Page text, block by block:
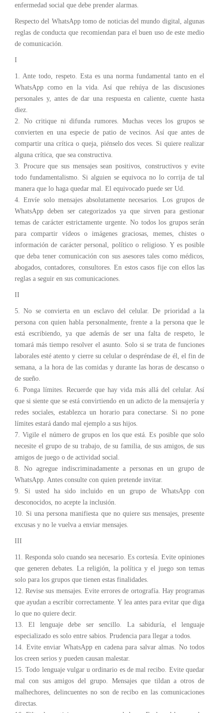
enfermedad social que debe prender alarmas.
Respecto del WhatsApp tomo de noticias del mundo digital, algunas
reglas de conducta que recomiendan para el buen uso de este medio
de comunicación.
I
1. Ante todo, respeto. Esta es una norma fundamental tanto en el
WhatsApp como en la vida. Así que rehúya de las discusiones
personales y, antes de dar una respuesta en caliente, cuente hasta
diez.
2. No critique ni difunda rumores. Muchas veces los grupos se
convierten en una especie de patio de vecinos. Así que antes de
compartir una crítica o queja, piénselo dos veces. Si quiere realizar
alguna crítica, que sea constructiva.
3. Procure que sus mensajes sean positivos, constructivos y evite
todo fundamentalismo. Si alguien se equivoca no lo corrija de tal
manera que lo haga quedar mal. El equivocado puede ser Ud.
4. Envíe solo mensajes absolutamente necesarios. Los grupos de
WhatsApp deben ser categorizados ya que sirven para gestionar
temas de carácter estrictamente urgente. No todos los grupos serán
para compartir vídeos o imágenes graciosas, memes, chistes o
información de carácter personal, político o religioso. Y es posible
que deba tener comunicación con sus asesores tales como médicos,
abogados, contadores, consultores. En estos casos fije con ellos las
reglas a seguir en sus comunicaciones.
II
5. No se convierta en un esclavo del celular. De prioridad a la
persona con quien habla personalmente, frente a la persona que le
está escribiendo, ya que además de ser una falta de respeto, le
tomará más tiempo resolver el asunto. Solo si se trata de funciones
laborales esté atento y cierre su celular o despréndase de él, el fin de
semana, a la hora de las comidas y durante las horas de descanso o
de sueño.
6. Ponga límites. Recuerde que hay vida más allá del celular. Así
que si siente que se está convirtiendo en un adicto de la mensajería y
redes sociales, establezca un horario para conectarse. Si no pone
límites estará dando mal ejemplo a sus hijos.
7. Vigile el número de grupos en los que está. Es posible que solo
necesite el grupo de su trabajo, de su familia, de sus amigos, de sus
amigos de juego o de actividad social.
8. No agregue indiscriminadamente a personas en un grupo de
WhatsApp. Antes consulte con quien pretende invitar.
9. Si usted ha sido incluido en un grupo de WhatsApp con
desconocidos, no acepte la inclusión.
10. Si una persona manifiesta que no quiere sus mensajes, presente
excusas y no le vuelva a enviar mensajes.
III
11. Responda solo cuando sea necesario. Es cortesía. Evite opiniones
que generen debates. La religión, la política y el juego son temas
solo para los grupos que tienen estas finalidades.
12. Revise sus mensajes. Evite errores de ortografía. Hay programas
que ayudan a escribir correctamente. Y lea antes para evitar que diga
lo que no quiere decir.
13. El lenguaje debe ser sencillo. La sabiduría, el lenguaje
especializado es solo entre sabios. Prudencia para llegar a todos.
14. Evite enviar WhatsApp en cadena para salvar almas. No todos
los creen serios y pueden causan malestar.
15. Todo lenguaje vulgar u ordinario es de mal recibo. Evite quedar
mal con sus amigos del grupo. Mensajes que tildan a otros de
malhechores, delincuentes no son de recibo en las comunicaciones
directas.